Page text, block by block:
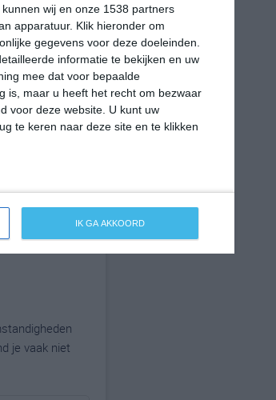
wij en onze 1538 partners
apparatuur. Klik hieronder om
gegevens voor deze doeleinden.
informatie te bekijken en uw
mee dat voor bepaalde
is, maar u heeft het recht om bezwaar
voor deze website. U kunt uw
te keren naar deze site en te klikken
IK GA AKKOORD
=
je vaak niet